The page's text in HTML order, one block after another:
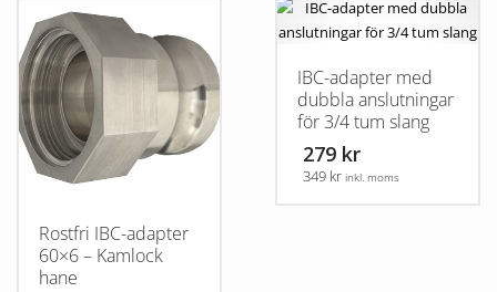
Rostfri IBC-adapter
60×6 – Kamlock
hane
IBC-adapter med
dubbla anslutningar
för 3/4 tum slang
279 kr
349 kr inkl. moms